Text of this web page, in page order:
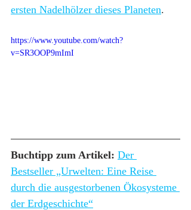
ersten Nadelhölzer dieses Planeten.
https://www.youtube.com/watch?
v=SR3OOP9mImI
Buchtipp zum Artikel: Der
Bestseller „Urwelten: Eine Reise
durch die ausgestorbenen Ökosysteme
der Erdgeschichte“